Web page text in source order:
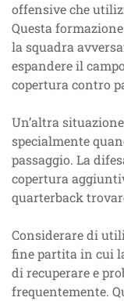
offensive che
Questa
la squadra
espandere il
copertura contro
Un’altra
specialmente
passaggio. La
copertura
quarterback
Considerare di
fine partita in cui
di recuperare e
frequentemente.